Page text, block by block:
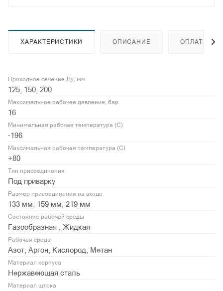
ХАРАКТЕРИСТИКИ ОПИСАНИЕ ОПЛАТА
Проходное сечение Ду, мм
125, 150, 200
Максимальное рабочее давление, бар
16
Минимальная рабочая температура (С)
-196
Максимальная рабочая температура (С)
+80
Тип присоединения
Под приварку
Размер присоединения на входе
133 мм, 159 мм, 219 мм
Состояние рабочей среды
Газообразная , Жидкая
Рабочая среда
Азот, Аргон, Кислород, Метан
Материал корпуса
Нержавеющая сталь
Материал штока